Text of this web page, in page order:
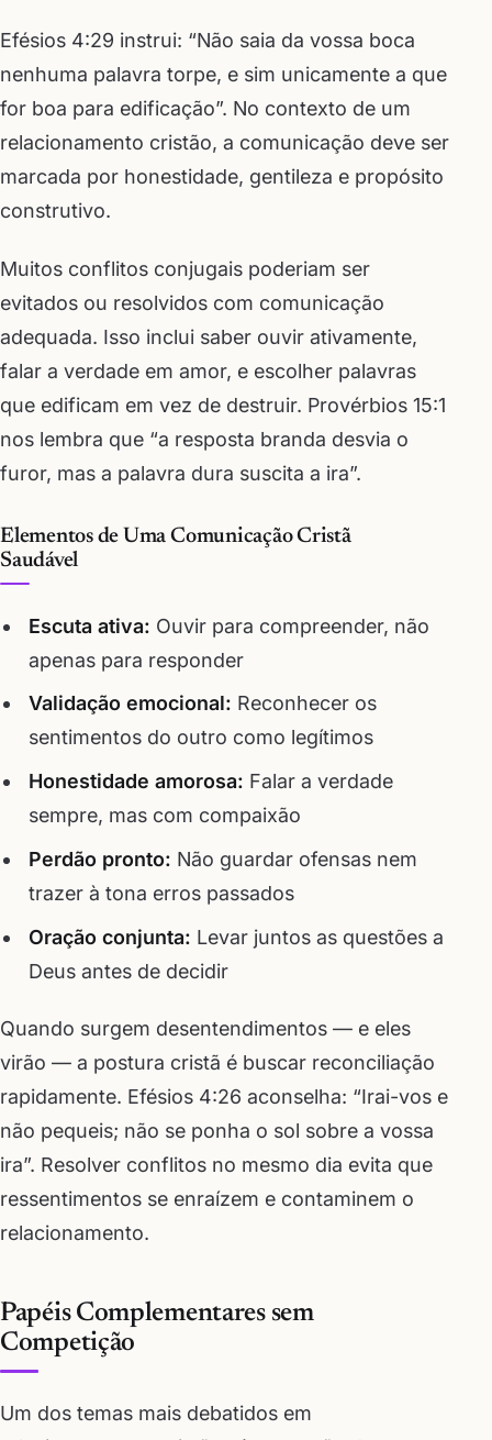
Efésios 4:29 instrui: “Não saia da vossa boca
nenhuma palavra torpe, e sim unicamente a que
for boa para edificação”. No contexto de um
relacionamento cristão, a comunicação deve ser
marcada por honestidade, gentileza e propósito
construtivo.
Muitos conflitos conjugais poderiam ser
evitados ou resolvidos com comunicação
adequada. Isso inclui saber ouvir ativamente,
falar a verdade em amor, e escolher palavras
que edificam em vez de destruir. Provérbios 15:1
nos lembra que “a resposta branda desvia o
furor, mas a palavra dura suscita a ira”.
Elementos de Uma Comunicação Cristã
Saudável
Escuta ativa: Ouvir para compreender, não
apenas para responder
Validação emocional: Reconhecer os
sentimentos do outro como legítimos
Honestidade amorosa: Falar a verdade
sempre, mas com compaixão
Perdão pronto: Não guardar ofensas nem
trazer à tona erros passados
Oração conjunta: Levar juntos as questões a
Deus antes de decidir
Quando surgem desentendimentos — e eles
virão — a postura cristã é buscar reconciliação
rapidamente. Efésios 4:26 aconselha: “Irai-vos e
não pequeis; não se ponha o sol sobre a vossa
ira”. Resolver conflitos no mesmo dia evita que
ressentimentos se enraízem e contaminem o
relacionamento.
Papéis Complementares sem
Competição
Um dos temas mais debatidos em